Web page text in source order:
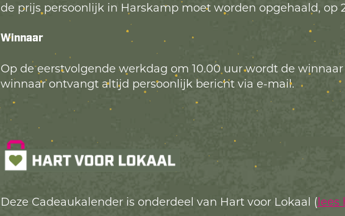
de prijs persoonlijk in Harskamp moet worden opgehaald, op
Winnaar
Op de eerstvolgende werkdag om 10.00 uur wordt de
winnaar ontvangt altijd persoonlijk bericht via e-mail.
Deze Cadeaukalender is onderdeel van Hart voor Lokaal (